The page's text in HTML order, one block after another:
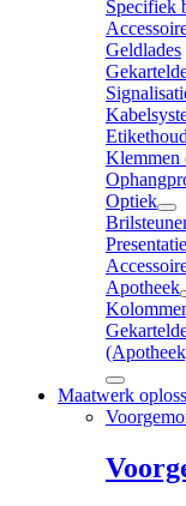
Specifiek
Geldlades
Klemmen
Optiek
Apotheek
Maatwerk